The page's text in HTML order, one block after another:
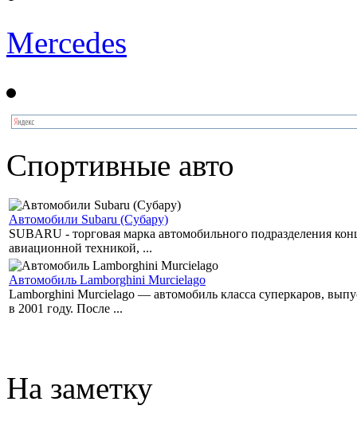
Mercedes
Спортивные авто
Автомобили Subaru (Субару)
SUBARU - торговая марка автомобильного подразделения
авиационной техникой, ...
Автомобиль Lamborghini Murcielago
Lamborghini Murcielago — автомобиль класса суперкаров,
в 2001 году. После ...
На заметку